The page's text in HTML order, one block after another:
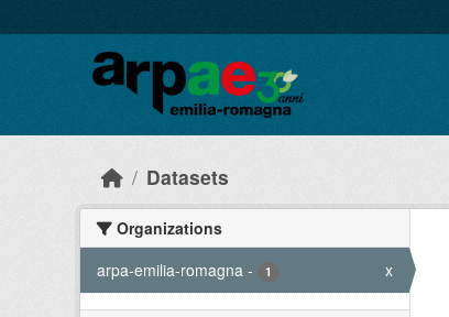
Datasets
Organizations
arpa-emilia-romagna - 1 x